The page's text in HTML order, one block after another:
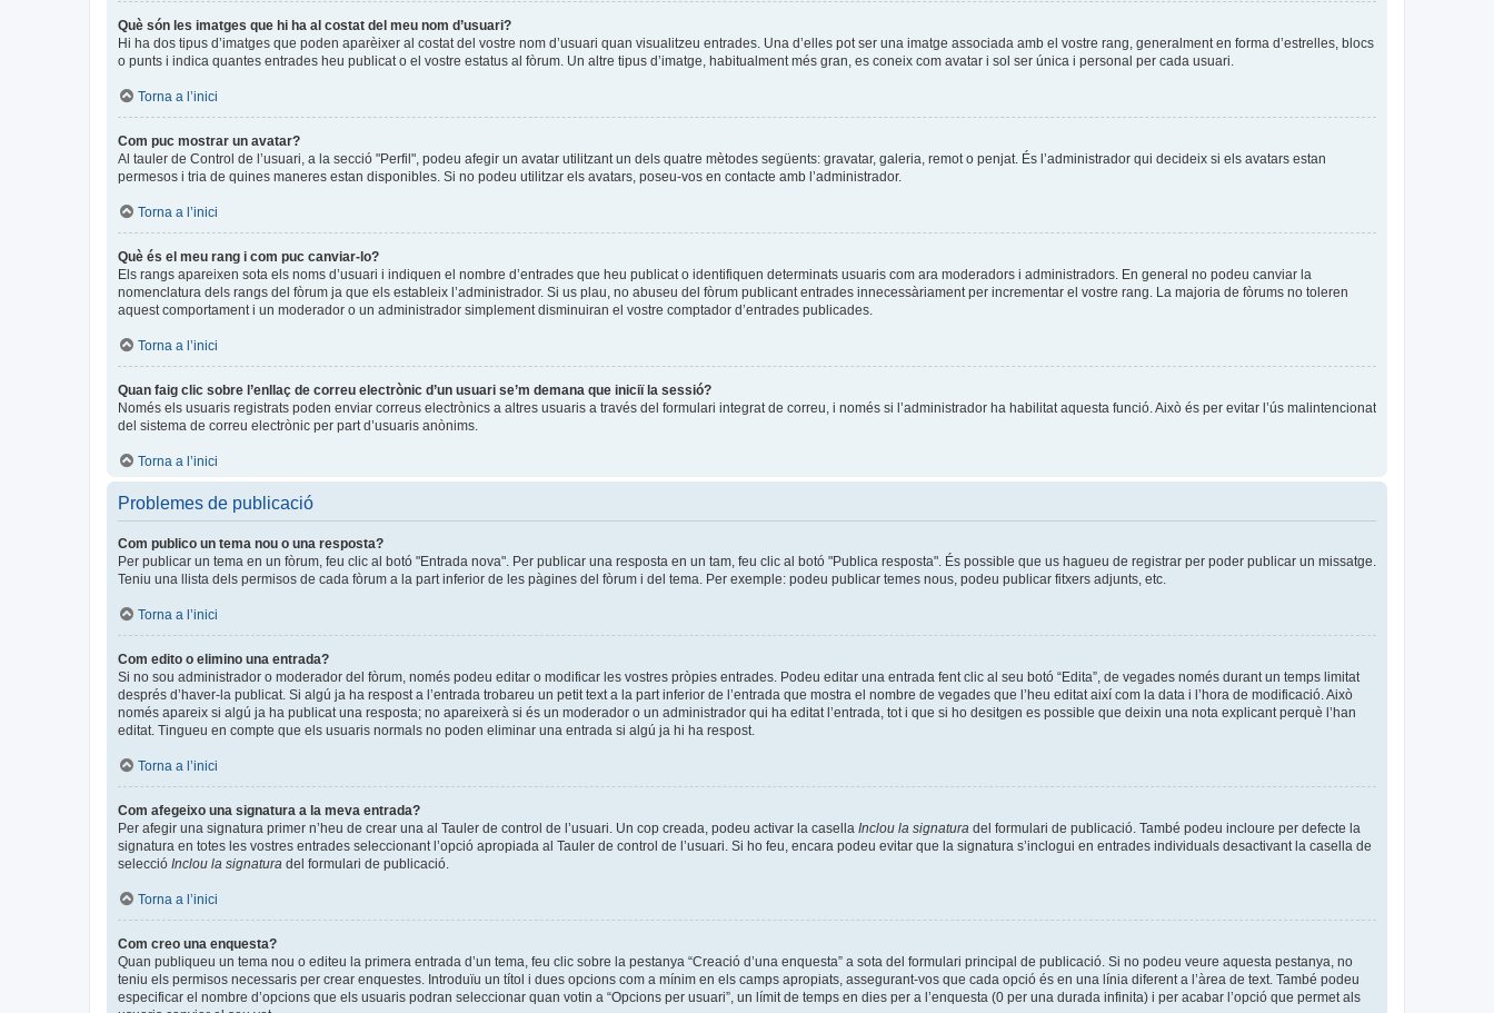
Què són les imatges que hi ha al costat del meu nom d’usuari?
Hi ha dos tipus d’imatges que poden aparèixer al costat del vostre nom d’usuari quan visualitzeu entrades. Una d’elles pot ser una imatge associada amb el vostre rang, generalment en forma d’estrelles, blocs
o punts i indica quantes entrades heu publicat o el vostre estatus al fòrum. Un altre tipus d’imatge, habitualment més gran, es coneix com avatar i sol ser única i personal per cada usuari.
Torna a l’inici
Com puc mostrar un avatar?
Al tauler de Control de l’usuari, a la secció "Perfil", podeu afegir un avatar utilitzant un dels quatre mètodes següents: gravatar, galeria, remot o penjat. És l’administrador qui decideix si els avatars estan
permesos i tria de quines maneres estan disponibles. Si no podeu utilitzar els avatars, poseu-vos en contacte amb l’administrador.
Torna a l’inici
Què és el meu rang i com puc canviar-lo?
Els rangs apareixen sota els noms d’usuari i indiquen el nombre d’entrades que heu publicat o identifiquen determinats usuaris com ara moderadors i administradors. En general no podeu canviar la
nomenclatura dels rangs del fòrum ja que els estableix l’administrador. Si us plau, no abuseu del fòrum publicant entrades innecessàriament per incrementar el vostre rang. La majoria de fòrums no toleren
aquest comportament i un moderador o un administrador simplement disminuiran el vostre comptador d’entrades publicades.
Torna a l’inici
Quan faig clic sobre l’enllaç de correu electrònic d’un usuari se’m demana que iniciï la sessió?
Només els usuaris registrats poden enviar correus electrònics a altres usuaris a través del formulari integrat de correu, i només si l’administrador ha habilitat aquesta funció. Això és per evitar l’ús malintencionat
del sistema de correu electrònic per part d’usuaris anònims.
Torna a l’inici
Problemes de publicació
Com publico un tema nou o una resposta?
Per publicar un tema en un fòrum, feu clic al botó "Entrada nova". Per publicar una resposta en un tam, feu clic al botó "Publica resposta". És possible que us hagueu de registrar per poder publicar un missatge.
Teniu una llista dels permisos de cada fòrum a la part inferior de les pàgines del fòrum i del tema. Per exemple: podeu publicar temes nous, podeu publicar fitxers adjunts, etc.
Torna a l’inici
Com edito o elimino una entrada?
Si no sou administrador o moderador del fòrum, només podeu editar o modificar les vostres pròpies entrades. Podeu editar una entrada fent clic al seu botó “Edita”, de vegades només durant un temps limitat
després d’haver-la publicat. Si algú ja ha respost a l’entrada trobareu un petit text a la part inferior de l’entrada que mostra el nombre de vegades que l’heu editat així com la data i l’hora de modificació. Això
només apareix si algú ja ha publicat una resposta; no apareixerà si és un moderador o un administrador qui ha editat l’entrada, tot i que si ho desitgen es possible que deixin una nota explicant perquè l’han
editat. Tingueu en compte que els usuaris normals no poden eliminar una entrada si algú ja hi ha respost.
Torna a l’inici
Com afegeixo una signatura a la meva entrada?
Per afegir una signatura primer n’heu de crear una al Tauler de control de l’usuari. Un cop creada, podeu activar la casella Inclou la signatura del formulari de publicació. També podeu incloure per defecte la
signatura en totes les vostres entrades seleccionant l’opció apropiada al Tauler de control de l’usuari. Si ho feu, encara podeu evitar que la signatura s’inclogui en entrades individuals desactivant la casella de
selecció Inclou la signatura del formulari de publicació.
Torna a l’inici
Com creo una enquesta?
Quan publiqueu un tema nou o editeu la primera entrada d’un tema, feu clic sobre la pestanya “Creació d’una enquesta” a sota del formulari principal de publicació. Si no podeu veure aquesta pestanya, no
teniu els permisos necessaris per crear enquestes. Introduïu un títol i dues opcions com a mínim en els camps apropiats, assegurant-vos que cada opció és en una línia diferent a l’àrea de text. També podeu
especificar el nombre d’opcions que els usuaris podran seleccionar quan votin a “Opcions per usuari”, un límit de temps en dies per a l’enquesta (0 per una durada infinita) i per acabar l’opció que permet als